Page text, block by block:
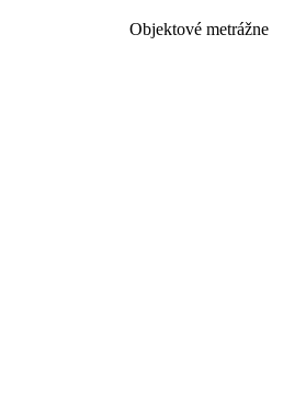
Objektové metrážne